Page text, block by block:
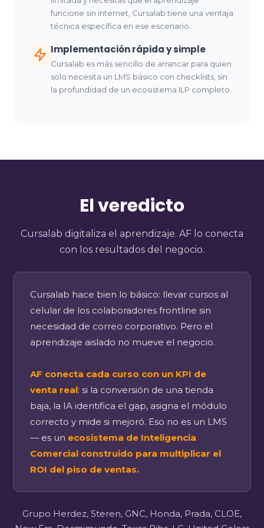
funcione sin internet, Cursalab tiene una ventaja
técnica específica en ese escenario.
Implementación rápida y simple
Cursalab es más sencillo de arrancar para quien
solo necesita un LMS básico con checklists, sin
la profundidad de un ecosistema ILP completo.
El veredicto
Cursalab digitaliza el aprendizaje. AF lo conecta
con los resultados del negocio.
Cursalab hace bien lo básico: llevar cursos al
celular de los colaboradores frontline sin
necesidad de correo corporativo. Pero el
aprendizaje aislado no mueve el negocio.
AF conecta cada curso con un KPI de
venta real: si la conversión de una tienda
baja, la IA identifica el gap, asigna el módulo
correcto y mide si mejoró. Eso no es un LMS
— es un ecosistema de Inteligencia
Comercial construido para multiplicar el
ROI del piso de ventas.
Grupo Herdez, Steren, GNC, Honda, Prada, CLOE,